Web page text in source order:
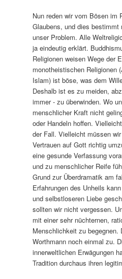
Nun reden wir vom Bösen im
Glaubens, und dies
unser Problem. Alle
ja eindeutig erklärt.
Religionen weisen Wege der
monotheistischen Religionen
Islam) ist böse, was dem
Deshalb ist es zu meiden,
immer ‑ zu überwinden. Wo
menschlicher Kraft nicht
oder Handeln hoffen.
der Fall. Vielleicht müssen
Vertrauen auf Gott richtig
eine gesunde Verfassung
und zu menschlicher Reife
Grund zur Überdramatik am
Erfahrungen des Unheils
und selbstloseren Liebe
sollten wir nicht vergessen.
mit einer sehr nüchternen,
Menschlichkeit zu begegnen.
Worthmann noch einmal zu.
innerweltlichen Erwägungen
Tradition durchaus ihren